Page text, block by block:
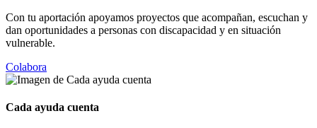
Con tu aportación apoyamos proyectos que acompañan, escuchan y
dan oportunidades a personas con discapacidad y en situación
vulnerable.
Colabora
Cada ayuda cuenta